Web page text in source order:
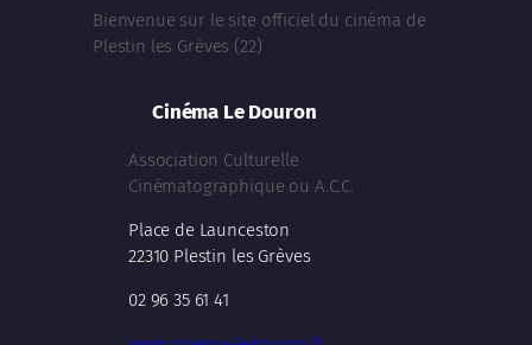
Bienvenue sur le site officiel du cinéma de
Plestin les Grèves (22)
Cinéma Le Douron
Association Culturelle
Cinématographique ou A.C.C.
Place de Launceston
22310 Plestin les Grèves
02 96 35 61 41